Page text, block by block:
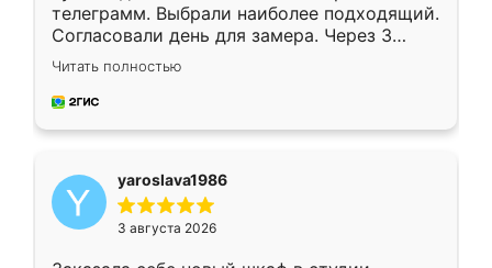
телеграмм. Выбрали наиболее подходящий.
Согласовали день для замера. Через 3
недели кухня была уже готова. Остались
довольны работой. Спасибо Ренессанс
мебель за качественную работу!
Читать полностью
yaroslava1986
3 августа 2026